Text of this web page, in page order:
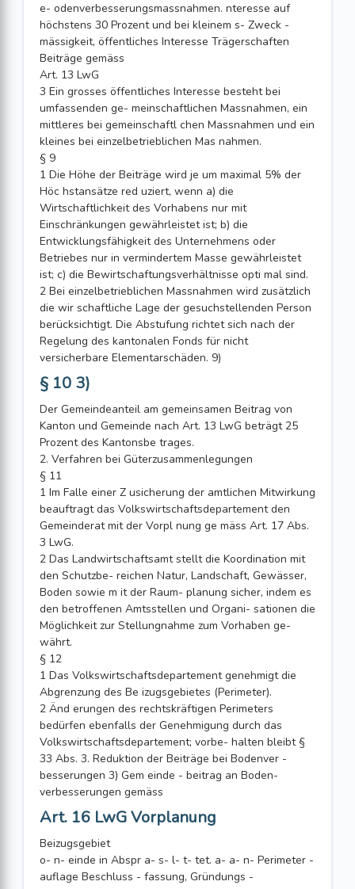
e- odenverbesserungsmassnahmen. nteresse auf
höchstens 30 Prozent und bei kleinem s- Zweck -
mässigkeit, öffentliches Interesse Trägerschaften
Beiträge gemäss
Art. 13 LwG
3 Ein grosses öffentliches Interesse besteht bei
umfassenden ge- meinschaftlichen Massnahmen, ein
mittleres bei gemeinschaftl chen Massnahmen und ein
kleines bei einzelbetrieblichen Mas nahmen.
§ 9
1 Die Höhe der Beiträge wird je um maximal 5% der
Höc hstansätze red uziert, wenn a) die
Wirtschaftlichkeit des Vorhabens nur mit
Einschränkungen gewährleistet ist; b) die
Entwicklungsfähigkeit des Unternehmens oder
Betriebes nur in vermindertem Masse gewährleistet
ist; c) die Bewirtschaftungsverhältnisse opti mal sind.
2 Bei einzelbetrieblichen Massnahmen wird zusätzlich
die wir schaftliche Lage der gesuchstellenden Person
berücksichtigt. Die Abstufung richtet sich nach der
Regelung des kantonalen Fonds für nicht
versicherbare Elementarschäden. 9)
§ 10 3)
Der Gemeindeanteil am gemeinsamen Beitrag von
Kanton und Gemeinde nach Art. 13 LwG beträgt 25
Prozent des Kantonsbe trages.
2. Verfahren bei Güterzusammenlegungen
§ 11
1 Im Falle einer Z usicherung der amtlichen Mitwirkung
beauftragt das Volkswirtschaftsdepartement den
Gemeinderat mit der Vorpl nung ge mäss Art. 17 Abs.
3 LwG.
2 Das Landwirtschaftsamt stellt die Koordination mit
den Schutzbe- reichen Natur, Landschaft, Gewässer,
Boden sowie m it der Raum- planung sicher, indem es
den betroffenen Amtsstellen und Organi- sationen die
Möglichkeit zur Stellungnahme zum Vorhaben ge-
währt.
§ 12
1 Das Volkswirtschaftsdepartement genehmigt die
Abgrenzung des Be izugsgebietes (Perimeter).
2 Änd erungen des rechtskräftigen Perimeters
bedürfen ebenfalls der Genehmigung durch das
Volkswirtschaftsdepartement; vorbe- halten bleibt §
33 Abs. 3. Reduktion der Beiträge bei Bodenver -
besserungen 3) Gem einde - beitrag an Boden-
verbesserungen gemäss
Art. 16 LwG Vorplanung
Beizugsgebiet
o- n- einde in Abspr a- s- l- t- tet. a- a- n- Perimeter -
auflage Beschluss - fassung, Gründungs -